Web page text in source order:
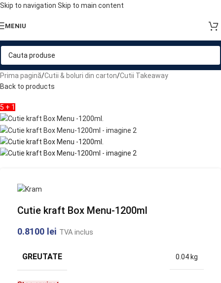
Skip to navigation Skip to main content
MENIU
Prima pagină/Cutii & boluri din carton/Cutii Takeaway
Back to products
5 + 1
Cutie kraft Box Menu-1200ml
0.8100 lei TVA inclus
GREUTATE 0.04 kg